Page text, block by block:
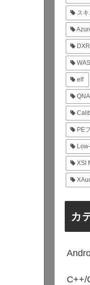
ス
DXR
elf
PE
XSI
カ
C++/